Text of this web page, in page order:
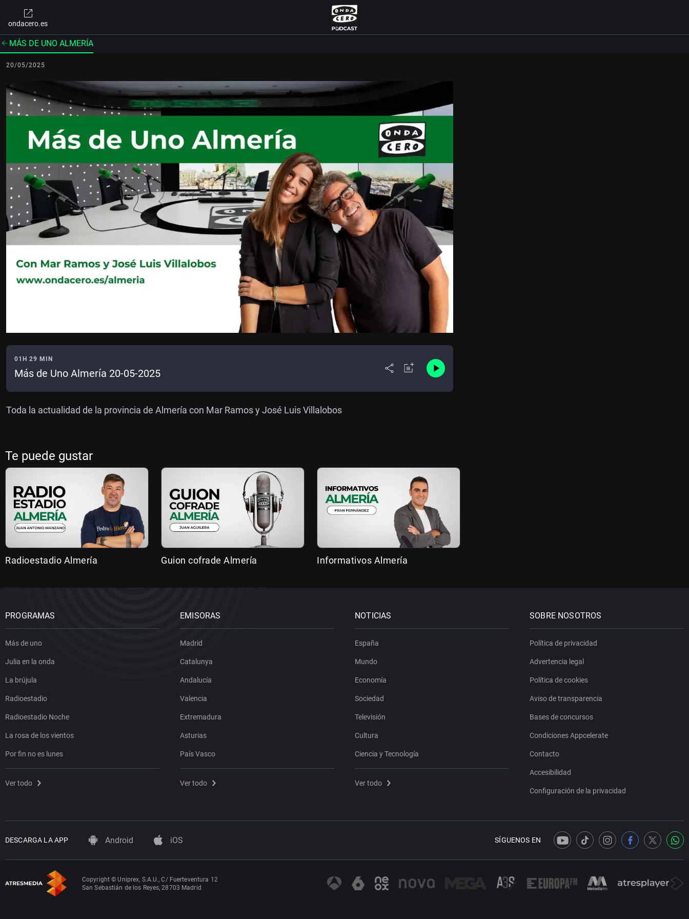
ondacero.es
MÁS DE UNO ALMERÍA
20/05/2025
01H 29 MIN
Más de Uno Almería 20-05-2025
Toda la actualidad de la provincia de Almería con Mar Ramos y José Luis Villalobos
Te puede gustar
Radioestadio Almería Guion cofrade Almería Informativos Almería
PROGRAMAS
Más de uno
Julia en la onda
La brújula
Radioestadio
Radioestadio Noche
La rosa de los vientos
Por fin no es lunes
Ver todo
EMISORAS
Madrid
Catalunya
Andalucía
Valencia
Extremadura
Asturias
País Vasco
Ver todo
NOTICIAS
España
Mundo
Economía
Sociedad
Televisión
Cultura
Ciencia y Tecnología
Ver todo
SOBRE NOSOTROS
Política de privacidad
Advertencia legal
Política de cookies
Aviso de transparencia
Bases de concursos
Condiciones Appcelerate
Contacto
Accesibilidad
Configuración de la privacidad
DESCARGA LA APP Android iOS SÍGUENOS EN
Copyright © Uniprex, S.A.U., C/ Fuerteventura 12
San Sebastián de los Reyes, 28703 Madrid